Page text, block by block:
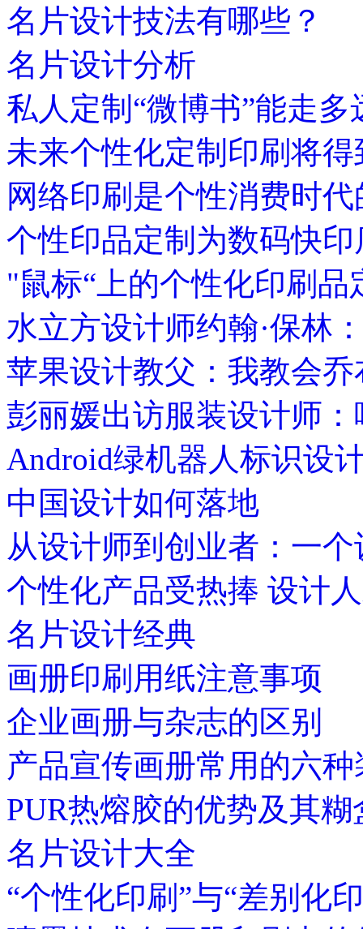
名片设计技法有哪些？
名片设计分析
私人定制“微博书”能走多
未来个性化定制印刷将
网络印刷是个性消费时
个性印品定制为数码快
"鼠标“上的个性化印刷品
水立方设计师约翰·保林
苹果设计教父：我教会
彭丽媛出访服装设计师
Android绿机器人标识设
中国设计如何落地
从设计师到创业者：一
个性化产品受热捧 设计
名片设计经典
画册印刷用纸注意事项
企业画册与杂志的区别
产品宣传画册常用的六
PUR热熔胶的优势及其
名片设计大全
“个性化印刷”与“差别化